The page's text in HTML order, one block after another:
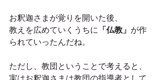
お釈迦さまが覚りを開いた後、
教えを広めていくうちに 「仏教」 が作
られていったんだね。
ただし、教団ということで考えると、